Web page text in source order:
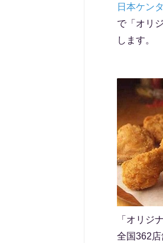
日本ケン
で「オリ
します。
「オリジ
全国362